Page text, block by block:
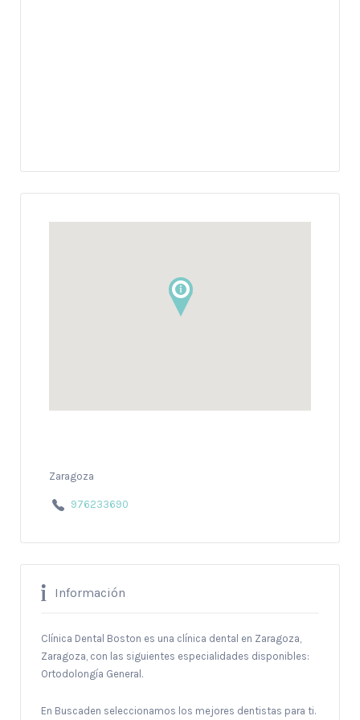
Zaragoza
976233690
Información
Clínica Dental Boston es una clínica dental en Zaragoza,
Zaragoza, con las siguientes especialidades disponibles:
Ortodolongía General.
En Buscaden seleccionamos los mejores dentistas para ti.